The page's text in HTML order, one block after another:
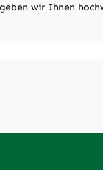
wir Ihnen